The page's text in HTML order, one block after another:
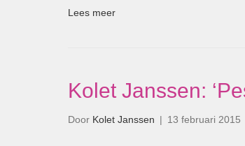
Lees meer
Kolet Janssen:
Door Kolet Janssen | 13 februari 2015